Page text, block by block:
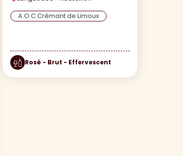
A.O.C Crémant de Limoux
Rosé - Brut - Effervescent